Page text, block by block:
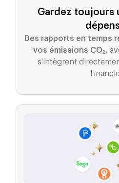
Gardez toujours
Des rapports en temps
vos émissions CO₂,
s'intègrent